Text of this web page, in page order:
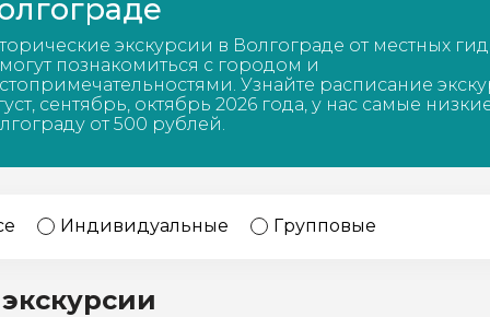
Калининград
Россия
Кисловодск
Россия
20 экскурсий
Дербент 17 экскурсий
экскурсии в Волгограде от местных
познакомиться с городом и
Узнайте расписание
сентябрь, октябрь 2026 года, у нас самые
от 500 рублей.
Индивидуальные Групповые